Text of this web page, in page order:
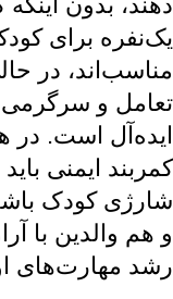
یک‌نفره برای
مناسب‌اند، در
تعامل و سرگرمی
ایده‌آل است. در
کمربند ایمنی
شارژی کودک
و هم والدین با
رشد مهارت‌های